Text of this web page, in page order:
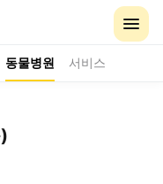
동물병원 서비스